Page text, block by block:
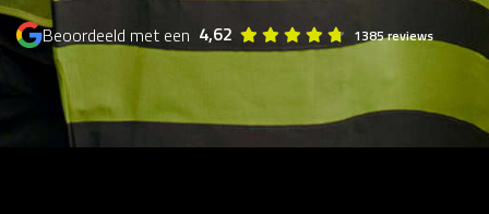
Beoordeeld met een 4,62 1385 reviews